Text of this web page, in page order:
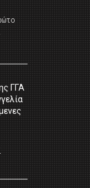
ΓΓΑ